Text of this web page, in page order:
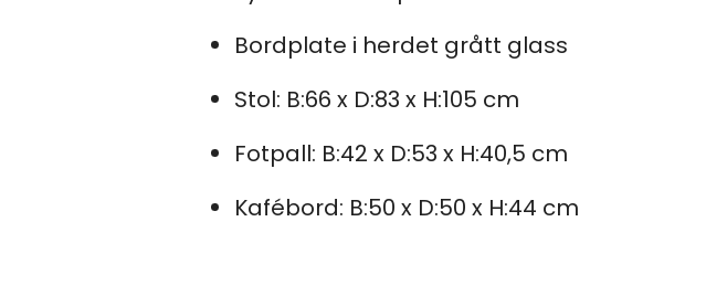
Bordplate i herdet grått glass
Stol: B:66 x D:83 x H:105 cm
Fotpall: B:42 x D:53 x H:40,5 cm
Kafébord: B:50 x D:50 x H:44 cm